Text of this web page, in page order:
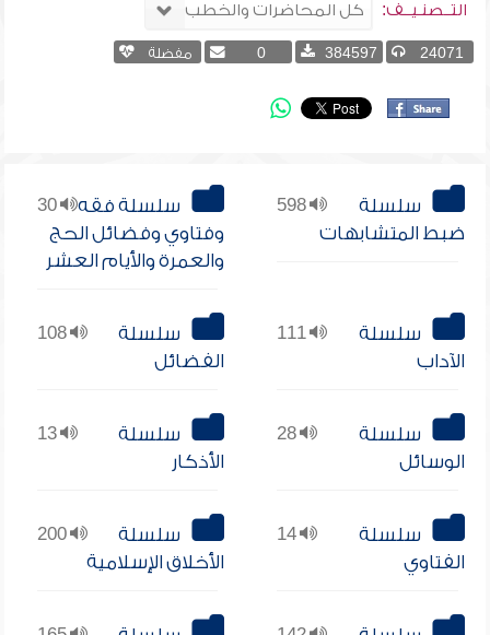
التــصنـيــف:
24071
384597
0 مفضلة
598
سلسلة
ضبط المتشابهات
30
سلسلة فقه
وفتاوي وفضائل الحج
والعمرة والأيام العشر
111
سلسلة
الآداب
108
سلسلة
الفضائل
28
سلسلة
الوسائل
13
سلسلة
الأذكار
14
سلسلة
الفتاوي
200
سلسلة
الأخلاق الإسلامية